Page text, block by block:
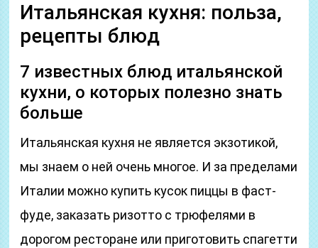
Итальянская кухня: польза,
рецепты блюд
7 известных блюд итальянской
кухни, о которых полезно знать
больше
Итальянская кухня не является экзотикой,
мы знаем о ней очень многое. И за пределами
Италии можно купить кусок пиццы в фаст-
фуде, заказать ризотто с трюфелями в
дорогом ресторане или приготовить спагетти